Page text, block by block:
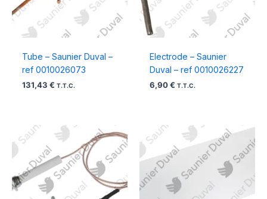
Tube – Saunier Duval –
ref 0010026073
131,43 € T.T.C.
Electrode – Saunier
Duval – ref 0010026227
6,90 € T.T.C.